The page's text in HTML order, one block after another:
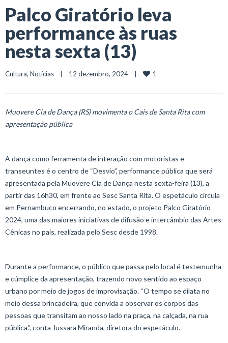
Palco Giratório leva
performance às ruas
nesta sexta (13)
Cultura, Notícias
    |    12 dezembro, 2024    |
1
Muovere Cia de Dança (RS) movimenta o Cais de Santa Rita com
apresentação pública
A dança como ferramenta de interação com motoristas e
transeuntes é o centro de “Desvio”, performance pública que será
apresentada pela Muovere Cia de Dança nesta sexta-feira (13), a
partir das 16h30, em frente ao Sesc Santa Rita. O espetáculo circula
em Pernambuco encerrando, no estado, o projeto Palco Giratório
2024, uma das maiores iniciativas de difusão e intercâmbio das Artes
Cênicas no país, realizada pelo Sesc desde 1998.
Durante a performance, o público que passa pelo local é testemunha
e cúmplice da apresentação, trazendo novo sentido ao espaço
urbano por meio de jogos de improvisação. “O tempo se dilata no
meio dessa brincadeira, que convida a observar os corpos das
pessoas que transitam ao nosso lado na praça, na calçada, na rua
pública.”, conta Jussara Miranda, diretora do espetáculo.